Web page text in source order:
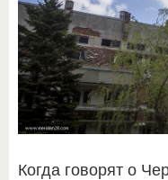
Когда говорят о